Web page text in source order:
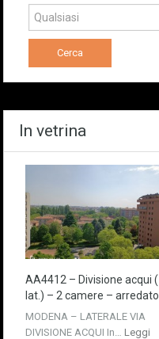
In vetrina
AA4412 – Divisione acqui (
lat.) – 2 camere – arredato
MODENA – LATERALE VIA
DIVISIONE ACQUI In… Leggi